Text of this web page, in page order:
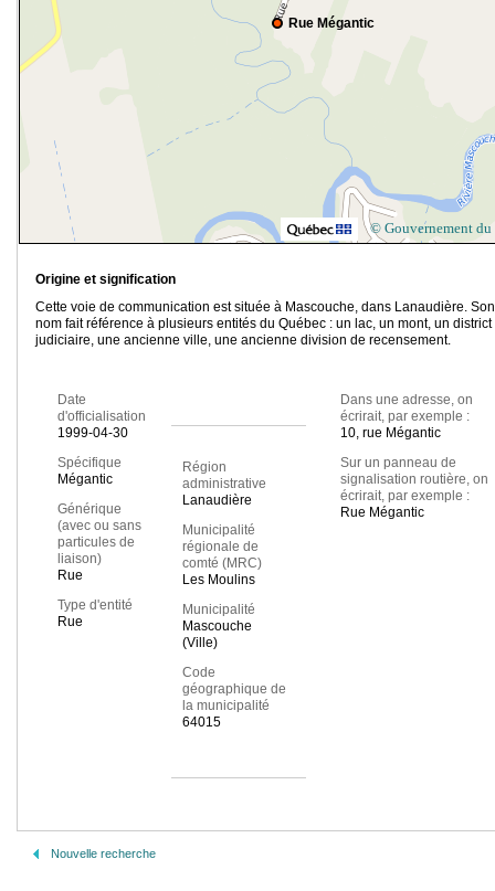
Rue Mégantic
© Gouvernement du
Origine et signification
Cette voie de communication est située à Mascouche, dans Lanaudière. Son
nom fait référence à plusieurs entités du Québec : un lac, un mont, un district
judiciaire, une ancienne ville, une ancienne division de recensement.
Date
d'officialisation
1999-04-30
Spécifique
Mégantic
Générique
(avec ou sans
particules de
liaison)
Rue
Type d'entité
Rue
Région
administrative
Lanaudière
Municipalité
régionale de
comté (MRC)
Les Moulins
Municipalité
Mascouche
(Ville)
Code
géographique de
la municipalité
64015
Dans une adresse, on
écrirait, par exemple :
10, rue Mégantic
Sur un panneau de
signalisation routière, on
écrirait, par exemple :
Rue Mégantic
Nouvelle recherche